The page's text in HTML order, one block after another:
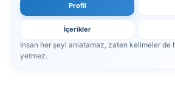
Profil
İçerikler
İnsan her şeyi anlatamaz, zaten kelimeler de
yetmez.